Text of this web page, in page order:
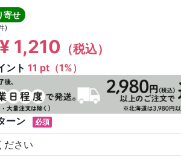
寄せ
)
¥ 1,210 （税込）
ント 11 pt（1%）
ーン 必須